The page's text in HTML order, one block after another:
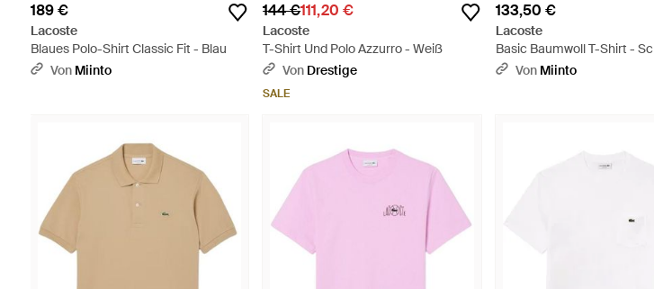
189 €
Lacoste
Blaues Polo-Shirt Classic Fit - Blau
Von Miinto
144 €111,20 €
Lacoste
T-Shirt Und Polo Azzurro - Weiß
Von Drestige
SALE
133,50 €
Lacoste
Basic Baumwoll T-Shirt -
Von Miinto